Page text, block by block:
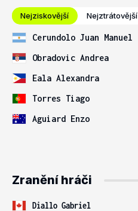
Nejziskovější Nejztrátovější
Cerundolo Juan Manuel
Obradovic Andrea
Eala Alexandra
Torres Tiago
Aguiard Enzo
Zranění hráči
Diallo Gabriel